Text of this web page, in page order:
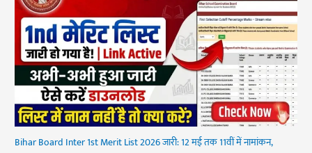
Bihar Board Inter 1st Merit List 2026 जारी: 12 मई तक 11वीं में नामांकन,